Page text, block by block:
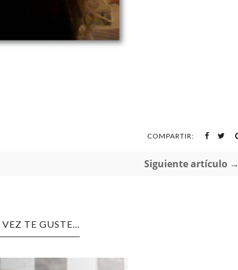
COMPARTIR:
Siguiente artículo →
TE GUSTE...